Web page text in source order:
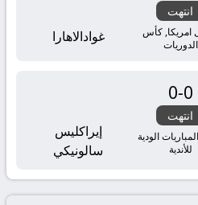
انتهت
امريكا, كأس
الدوريات
غوادالاهارا
0
-
0
انتهت
الودية
للأندية
إيراكليس
سالونيكي